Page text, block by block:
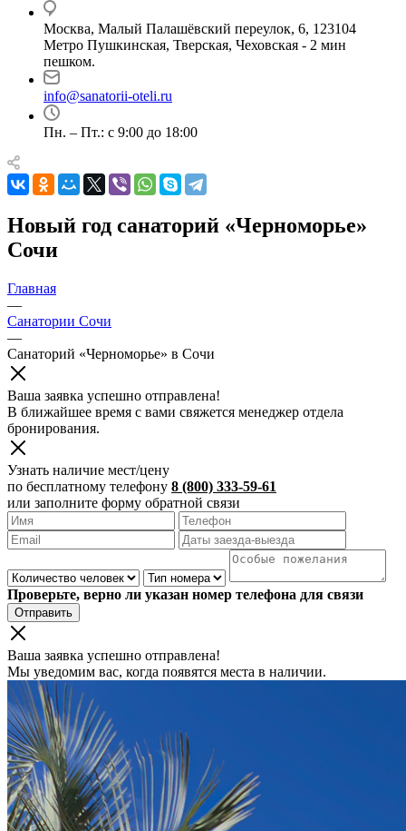
Москва, Малый Палашёвский переулок, 6, 123104
Метро Пушкинская, Тверская, Чеховская - 2 мин
пешком.
info@sanatorii-oteli.ru
Пн. – Пт.: с 9:00 до 18:00
Новый год санаторий «Черноморье»
Сочи
Главная
—
Санатории Сочи
—
Санаторий «Черноморье» в Сочи
Ваша заявка успешно отправлена!
В ближайшее время с вами свяжется менеджер отдела
бронирования.
Узнать наличие мест/цену
по бесплатному телефону 8 (800) 333-59-61
или заполните форму обратной связи
Проверьте, верно ли указан номер телефона для связи
Отправить
Ваша заявка успешно отправлена!
Мы уведомим вас, когда появятся места в наличии.